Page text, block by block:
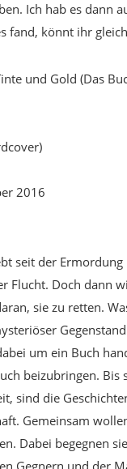
Ich hab es dann
fand, könnt ihr
und Gold (Das
2016
seit der
Flucht. Doch dann
sie zu retten.
um ein Buch
beizubringen. Bis
sind die
Gemeinsam
Dabei begegnen